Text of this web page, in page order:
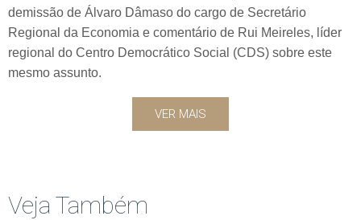
demissão de Álvaro Dâmaso do cargo de Secretário
Regional da Economia e comentário de Rui Meireles, líder
regional do Centro Democrático Social (CDS) sobre este
mesmo assunto.
VER MAIS
Veja Também